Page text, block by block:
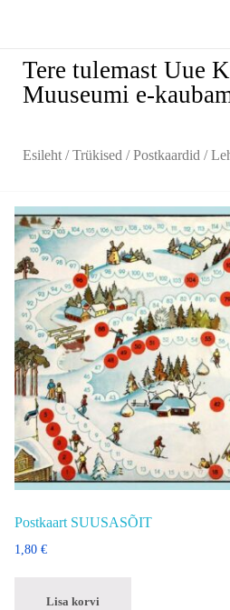
Tere tulemast Uue
Muuseumi e-
Esileht /Trükised /Postkaardid /
Postkaart SUUSASÕIT
1,80 €
Lisa korvi